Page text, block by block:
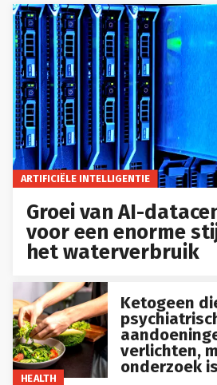
ARTIFICIËLE INTELLIGENTIE
Groei van AI-
voor een enorme
het waterverbruik
HEALTH
Ketogeen
verlichten,
onderzoek